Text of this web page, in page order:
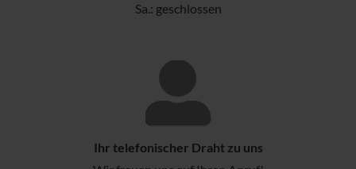
Sa.: geschlossen
Ihr telefonischer Draht zu uns